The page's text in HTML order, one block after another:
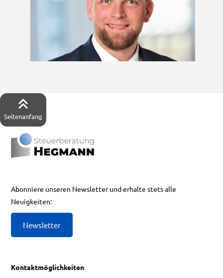
Seitenanfang
Abonniere unseren Newsletter und erhalte stets alle
Neuigkeiten:
Newsletter
Kontaktmöglichkeiten